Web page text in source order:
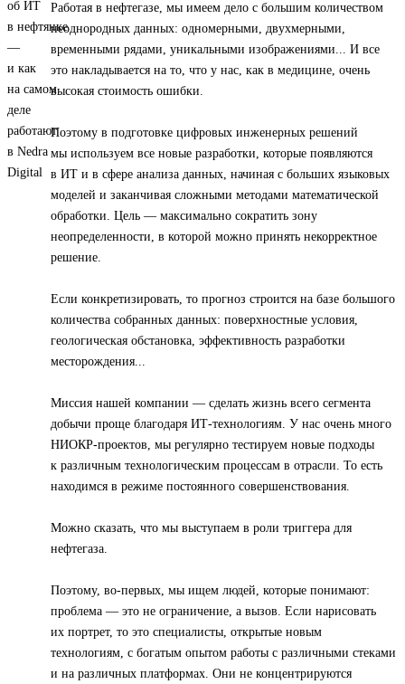
Работая в нефтегазе, мы имеем дело с большим количеством
неоднородных данных: одномерными, двухмерными,
временными рядами, уникальными изображениями... И все
это накладывается на то, что у нас, как в медицине, очень
высокая стоимость ошибки.
Поэтому в подготовке цифровых инженерных решений
мы используем все новые разработки, которые появляются
в ИТ и в сфере анализа данных, начиная с больших языковых
моделей и заканчивая сложными методами математической
обработки. Цель — максимально сократить зону
неопределенности, в которой можно принять некорректное
решение.
Если конкретизировать, то прогноз строится на базе большого
количества собранных данных: поверхностные условия,
геологическая обстановка, эффективность разработки
месторождения...
Миссия нашей компании — сделать жизнь всего сегмента
добычи проще благодаря ИТ-технологиям. У нас очень много
НИОКР-проектов, мы регулярно тестируем новые подходы
к различным технологическим процессам в отрасли. То есть
находимся в режиме постоянного совершенствования.
Можно сказать, что мы выступаем в роли триггера для
нефтегаза.
Поэтому, во-первых, мы ищем людей, которые понимают:
проблема — это не ограничение, а вызов. Если нарисовать
их портрет, то это специалисты, открытые новым
технологиям, с богатым опытом работы с различными стеками
и на различных платформах. Они не концентрируются